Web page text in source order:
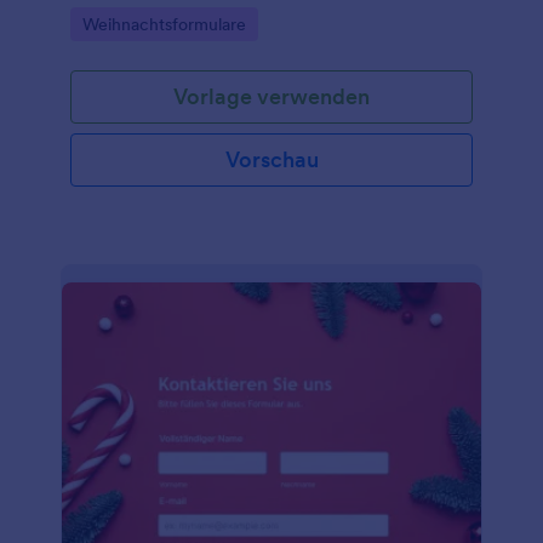
Go to Category:
Weihnachtsformulare
Vorlage verwenden
Vorschau